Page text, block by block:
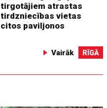
tirgotājiem atrastas
tirdzniecības vietas
citos paviljonos
Vairāk RĪGĀ